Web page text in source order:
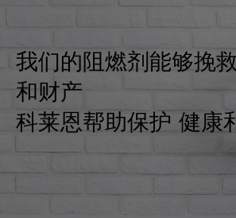
我们的阻燃剂能够挽
和财产
科莱恩帮助保护 健康